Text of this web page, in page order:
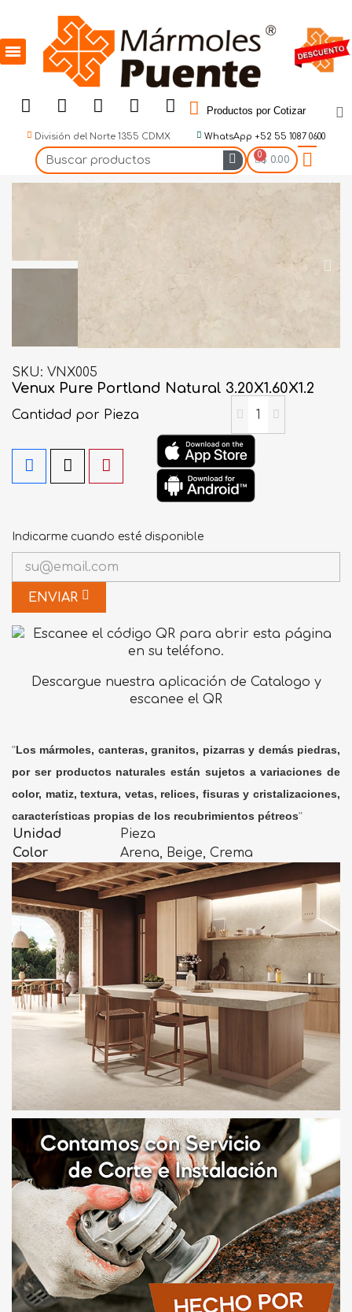
Productos por Cotizar
División del Norte 1355 CDMX WhatsApp +52 55 1087 0600
$ 0.00
SKU VNX005
Venux Pure Portland Natural 3.20X1.60X1.2
Cantidad por Pieza
Indicarme cuando esté disponible
ENVIAR
Descargue nuestra aplicación de Catalogo y
escanee el QR
"Los mármoles, canteras, granitos, pizarras y demás piedras,
por ser productos naturales están sujetos a variaciones de
color, matiz, textura, vetas, relices, fisuras y cristalizaciones,
características propias de los recubrimientos pétreos"
Unidad
Pieza
Color
Arena, Beige, Crema